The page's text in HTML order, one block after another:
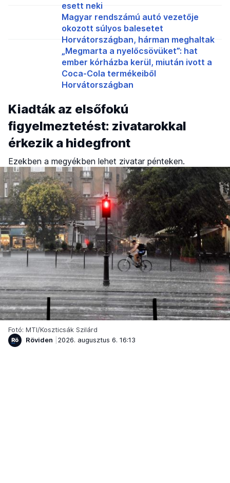
esett neki
Magyar rendszámú autó vezetője
okozott súlyos balesetet
Horvátországban, hárman meghaltak
„Megmarta a nyelőcsövüket”: hat
ember kórházba kerül, miután ivott a
Coca-Cola termékeiből
Horvátországban
Kiadták az elsőfokú
figyelmeztetést: zivatarokkal
érkezik a hidegfront
Ezekben a megyékben lehet zivatar pénteken.
Fotó: MTI/Koszticsák Szilárd
Röviden
2026. augusztus 6. 16:13